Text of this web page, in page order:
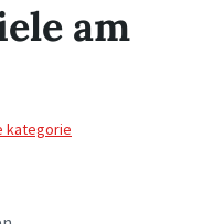
am
kategorie